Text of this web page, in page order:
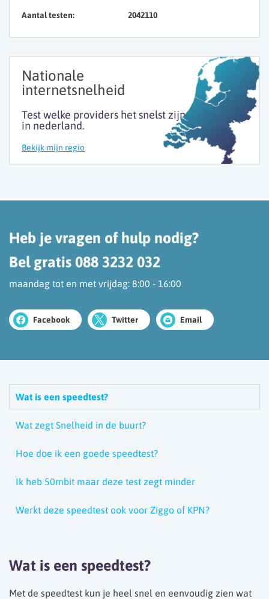
Aantal testen: 2042110
Nationale
internetsnelheid
Test welke providers het snelst zijn
in nederland.
Bekijk mijn regio
Heb je vragen of hulp nodig?
Bel gratis 088 3232 032
maandag tot en met vrijdag: 8:00 - 16:00
Facebook Twitter Email
Wat is een speedtest?
Wat zegt Snelheid in de buurt?
Hoe doe ik een goede speedtest?
Ik heb 50mbit maar deze test zegt minder
Werkt deze speedtest ook voor Ziggo of KPN?
Wat is een speedtest?
Met de speedtest kun je heel snel en eenvoudig zien wat